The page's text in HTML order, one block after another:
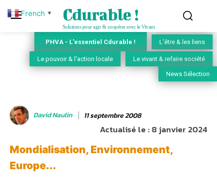
Cdurable !
Solutions pour agir & coopérer avec le Vivant
PHVA - L'essentiel Cdurable ! L'être & les liens
Le pouvoir & l'action locale Le vivant & refaire société
News Sélection
David Naulin 11 septembre 2008
Actualisé le :8 janvier 2024
Mondialisation, Environnement,
Europe...
French ▼